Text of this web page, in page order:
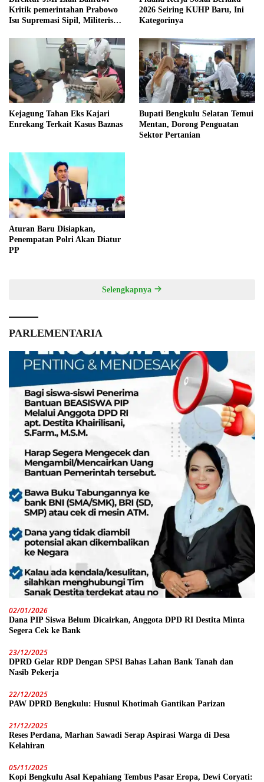
Kritik pemerintahan Prabowo
Isu Supremasi Sipil, Militerisasi,
2026 Seiring KUHP Baru, Ini
Kategorinya
Kejagung Tahan Eks Kajari
Enrekang Terkait Kasus Baznas
Bupati Bengkulu Selatan Temui
Mentan, Dorong Penguatan
Sektor Pertanian
Aturan Baru Disiapkan,
Penempatan Polri Akan Diatur
PP
Selengkapnya
PARLEMENTARIA
02/01/2026
Dana PIP Siswa Belum Dicairkan, Anggota DPD RI Destita Minta
Segera Cek ke Bank
23/12/2025
DPRD Gelar RDP Dengan SPSI Bahas Lahan Bank Tanah dan
Nasib Pekerja
22/12/2025
PAW DPRD Bengkulu: Husnul Khotimah Gantikan Parizan
21/12/2025
Reses Perdana, Marhan Sawadi Serap Aspirasi Warga di Desa
Kelahiran
05/11/2025
Kopi Bengkulu Asal Kepahiang Tembus Pasar Eropa, Dewi Coryati: